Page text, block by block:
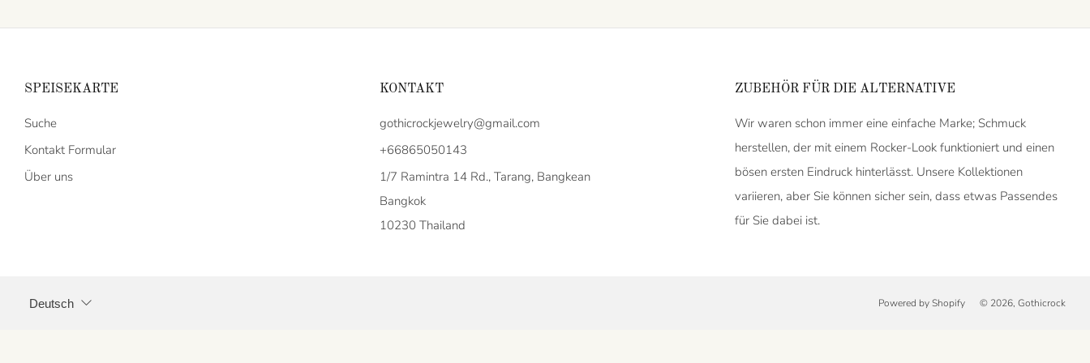
SPEISEKARTE
Suche
Kontakt Formular
Über uns
KONTAKT
gothicrockjewelry@gmail.com
+66865050143
1/7 Ramintra 14 Rd., Tarang, Bangkean
Bangkok
10230 Thailand
ZUBEHÖR FÜR DIE ALTERNATIVE
Wir waren schon immer eine einfache Marke; Schmuck
herstellen, der mit einem Rocker-Look funktioniert und einen
bösen ersten Eindruck hinterlässt. Unsere Kollektionen
variieren, aber Sie können sicher sein, dass etwas Passendes
für Sie dabei ist.
SPRACHE
Deutsch Powered by Shopify © 2026, Gothicrock